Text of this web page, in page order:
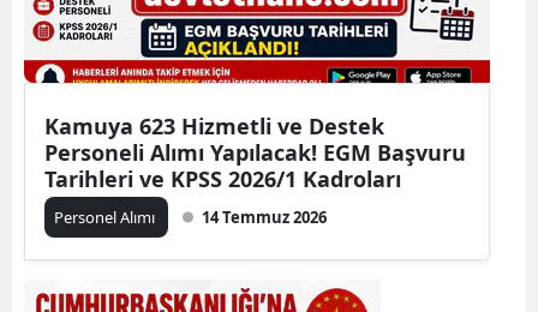
Kamuya 623 Hizmetli ve Destek
Personeli Alımı Yapılacak! EGM Başvuru
Tarihleri ve KPSS 2026/1 Kadroları
Personel Alımı 14 Temmuz 2026